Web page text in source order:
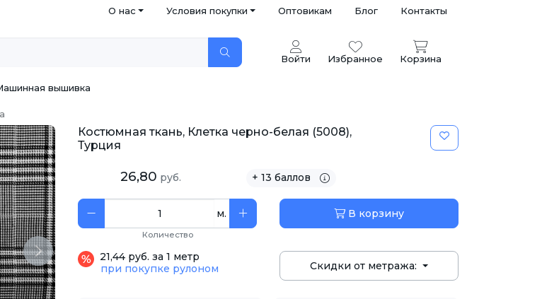
О нас Условия покупки Оптовикам Блог Контакты
Войти Избранное Корзина
вышивка
Next
Костюмная ткань, Клетка черно-белая (5008),
Турция
26,80 руб. + 13 баллов
м.
Количество
В корзину
21,44 руб. за 1 метр
при покупке рулоном
Скидки от метража: